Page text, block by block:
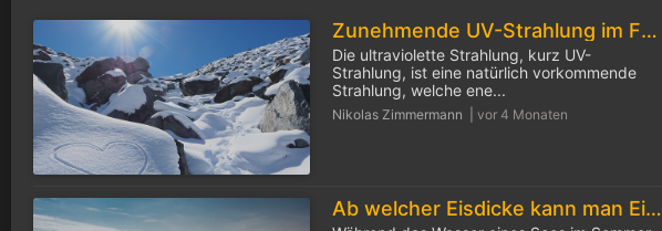
Zunehmende UV-Strahlung im Frühjahr
Nikolas Zimmermann | vor 4 Monaten
Die ultraviolette Strahlung, kurz UV-
Strahlung, ist eine natürlich vorkommende
Strahlung, welche ene...
Ab welcher Eisdicke kann man Eislaufen?